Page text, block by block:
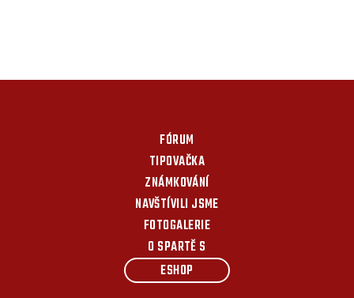
FÓRUM
TIPOVAČKA
ZNÁMKOVÁNÍ
NAVŠTÍVILI JSME
FOTOGALERIE
O SPARTĚ S
ESHOP